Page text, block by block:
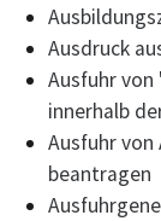
Ausdruck
Ausfuhr
innerhalb
Ausfuhr
beantragen